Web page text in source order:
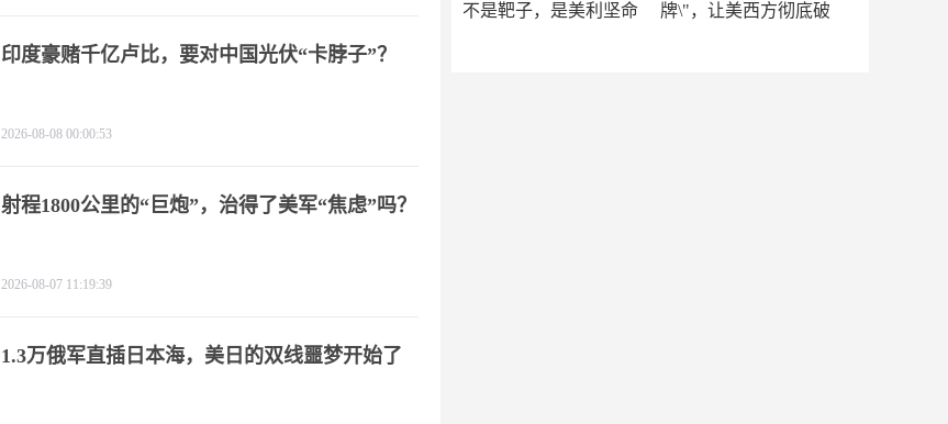
不是靶子，是美利坚命
牌\"，让美西方彻底破
印度豪赌千亿卢比，要对中国光伏“卡脖子”？
2026-08-08 00:00:53
射程1800公里的“巨炮”，治得了美军“焦虑”吗？
2026-08-07 11:19:39
1.3万俄军直插日本海，美日的双线噩梦开始了